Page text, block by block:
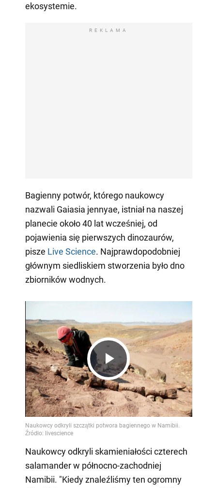
ekosystemie.
REKLAMA
Bagienny potwór, którego naukowcy
nazwali Gaiasia jennyae, istniał na naszej
planecie około 40 lat wcześniej, od
pojawienia się pierwszych dinozaurów,
pisze Live Science. Najprawdopodobniej
głównym siedliskiem stworzenia było dno
zbiorników wodnych.
Play
Video
Naukowcy odkryli skamieniałości czterech
salamander w północno-zachodniej
Namibii. "Kiedy znaleźliśmy ten ogromny